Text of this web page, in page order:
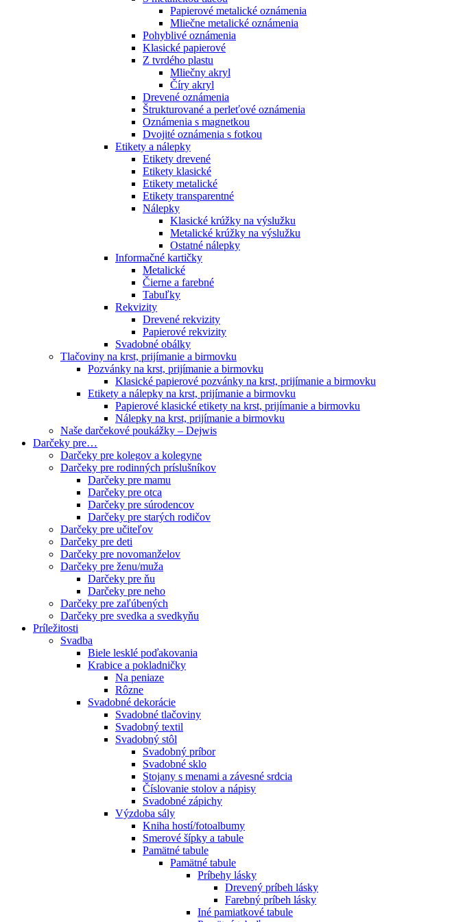
Papierové metalické oznámenia
Mliečne metalické oznámenia
Pohyblivé oznámenia
Klasické papierové
Z tvrdého plastu
Mliečny akryl
Číry akryl
Drevené oznámenia
Štrukturované a perleťové oznámenia
Oznámenia s magnetkou
Dvojité oznámenia s fotkou
Etikety a nálepky
Etikety drevené
Etikety klasické
Etikety metalické
Etikety transparentné
Nálepky
Klasické krúžky na výslužku
Metalické krúžky na výslužku
Ostatné nálepky
Informačné kartičky
Metalické
Čierne a farebné
Tabuľky
Rekvizity
Drevené rekvizity
Papierové rekvizity
Svadobné obálky
Tlačoviny na krst, prijímanie a birmovku
Pozvánky na krst, prijímanie a birmovku
Klasické papierové pozvánky na krst, prijímanie a birmovku
Etikety a nálepky na krst, prijímanie a birmovku
Papierové klasické etikety na krst, prijímanie a birmovku
Nálepky na krst, prijímanie a birmovku
Naše darčekové poukážky – Dejwis
Darčeky pre…
Darčeky pre kolegov a kolegyne
Darčeky pre rodinných príslušníkov
Darčeky pre mamu
Darčeky pre otca
Darčeky pre súrodencov
Darčeky pre starých rodičov
Darčeky pre učiteľov
Darčeky pre deti
Darčeky pre novomanželov
Darčeky pre ženu/muža
Darčeky pre ňu
Darčeky pre neho
Darčeky pre zaľúbených
Darčeky pre svedka a svedkyňu
Príležitosti
Svadba
Biele lesklé poďakovania
Krabice a pokladničky
Na peniaze
Rôzne
Svadobné dekorácie
Svadobné tlačoviny
Svadobný textil
Svadobný stôl
Svadobný príbor
Svadobné sklo
Stojany s menami a závesné srdcia
Číslovanie stolov a nápisy
Svadobné zápichy
Výzdoba sály
Kniha hostí/fotoalbumy
Smerové šípky a tabule
Pamätné tabule
Pamätné tabule
Príbehy lásky
Drevený príbeh lásky
Farebný príbeh lásky
Iné pamiatkové tabule